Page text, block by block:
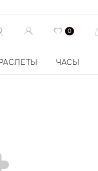
0
ЧАСЫ